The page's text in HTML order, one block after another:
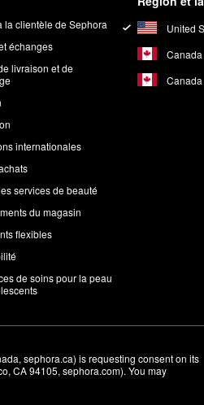
la clientèle de Sephora
échanges
livraison et de
internationales
services de beauté
du magasin
flexibles
de soins pour la peau
United
sephora.ca) is requesting consent on its
CA 94105, sephora.com). You may